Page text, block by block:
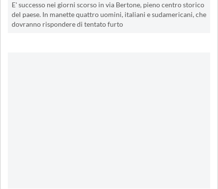
E' successo nei giorni scorso in via Bertone, pieno centro storico
del paese. In manette quattro uomini, italiani e sudamericani, che
dovranno rispondere di tentato furto